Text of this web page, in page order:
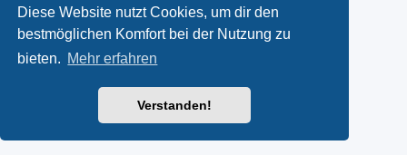
Diese Website nutzt Cookies, um dir den
bestmöglichen Komfort bei der Nutzung zu
bieten. Mehr erfahren
Verstanden!